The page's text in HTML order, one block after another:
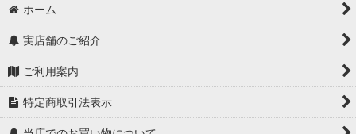
ホーム
実店舗のご紹介
ご利用案内
特定商取引法表示